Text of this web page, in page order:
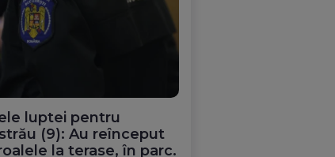
la
suspendat 9 luni
pentru dopaj de TAS
luptei pentru
(9): Au reînceput
la terase, în parc.